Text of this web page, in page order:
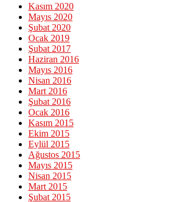
Kasım 2020
Mayıs 2020
Şubat 2020
Ocak 2019
Şubat 2017
Haziran 2016
Mayıs 2016
Nisan 2016
Mart 2016
Şubat 2016
Ocak 2016
Kasım 2015
Ekim 2015
Eylül 2015
Ağustos 2015
Mayıs 2015
Nisan 2015
Mart 2015
Şubat 2015